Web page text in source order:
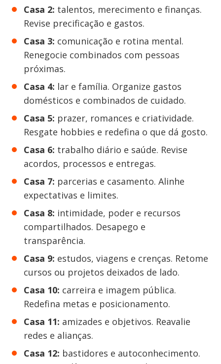
Casa 2: talentos, merecimento e finanças.
Revise precificação e gastos.
Casa 3: comunicação e rotina mental.
Renegocie combinados com pessoas
próximas.
Casa 4: lar e família. Organize gastos
domésticos e combinados de cuidado.
Casa 5: prazer, romances e criatividade.
Resgate hobbies e redefina o que dá gosto.
Casa 6: trabalho diário e saúde. Revise
acordos, processos e entregas.
Casa 7: parcerias e casamento. Alinhe
expectativas e limites.
Casa 8: intimidade, poder e recursos
compartilhados. Desapego e
transparência.
Casa 9: estudos, viagens e crenças. Retome
cursos ou projetos deixados de lado.
Casa 10: carreira e imagem pública.
Redefina metas e posicionamento.
Casa 11: amizades e objetivos. Reavalie
redes e alianças.
Casa 12: bastidores e autoconhecimento.